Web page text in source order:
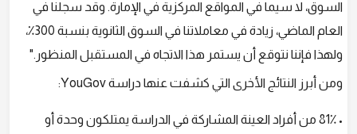
السوق، لا سيما في المواقع المركزية في الإمارة. وقد سجلنا في
العام الماضي، زيادة في معاملاتنا في السوق الثانوية بنسبة 300٪،
ولهذا فإننا نتوقع أن يستمر هذا الاتجاه في المستقبل المنظور."
ومن أبرز النتائج الأخرى التي كشفت عنها دراسة YouGov:
• 81٪ من أفراد العينة المشاركة في الدراسة يمتلكون وحدة أو